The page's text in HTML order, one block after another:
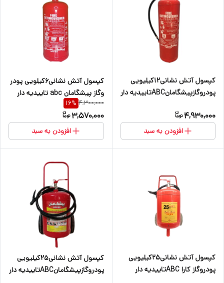
کپسول آتش نشانی۱۲کیلیویی
پودروگازپیشگامانABCتاییدیه دار
4,930,000
افزودن به سبد
کپسول آتش نشانی۶کیلویی پودر
وگاز پیشگامان abc تاییدیه دار
4,300,000
16%
3,570,000
افزودن به سبد
کپسول آتش نشانی25کیلیویی
پودروگاز کارا ABCتاییدیه دار
کپسول آتش نشانی25کیلیویی
پودروگازپیشگامانABCتاییدیه دار